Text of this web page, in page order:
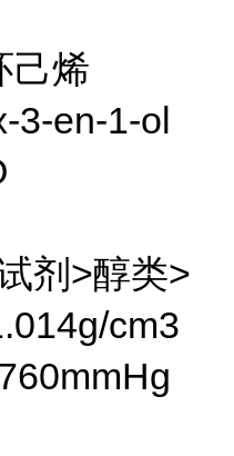
己烯
3-en-1-ol
剂>醇类>
cm3